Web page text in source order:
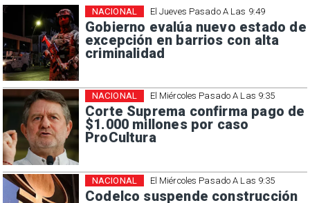
El Jueves Pasado A Las 9:49
Gobierno evalúa nuevo estado de
excepción en barrios con alta
criminalidad
NACIONAL
El Miércoles Pasado A Las 9:35
Corte Suprema confirma pago de
$1.000 millones por caso
ProCultura
NACIONAL
El Miércoles Pasado A Las 9:35
Codelco suspende construcción
NACIONAL